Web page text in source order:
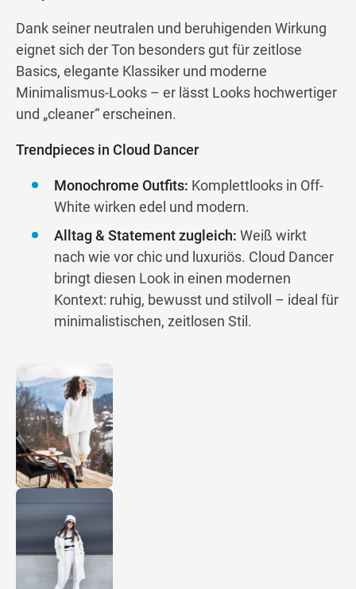
Dank seiner neutralen und beruhigenden Wirkung
eignet sich der Ton besonders gut für zeitlose
Basics, elegante Klassiker und moderne
Minimalismus-Looks – er lässt Looks hochwertiger
und „cleaner“ erscheinen.
Trendpieces in Cloud Dancer
Monochrome Outfits: Komplettlooks in Off-
White wirken edel und modern.
Alltag & Statement zugleich: Weiß wirkt
nach wie vor chic und luxuriös. Cloud Dancer
bringt diesen Look in einen modernen
Kontext: ruhig, bewusst und stilvoll – ideal für
minimalistischen, zeitlosen Stil.